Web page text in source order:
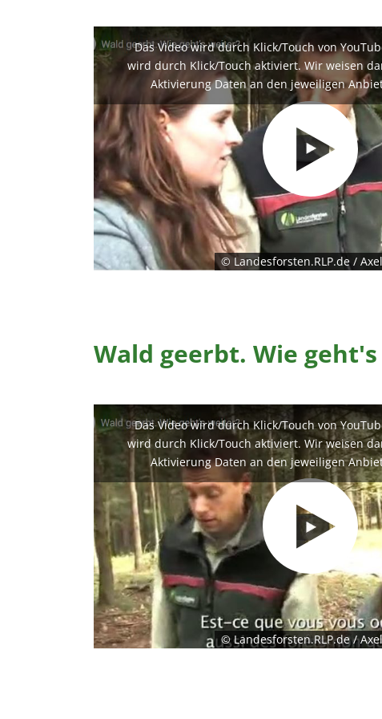
Das Video wird durch Klick/Touch von
wird durch Klick/Touch aktiviert. Wir weisen
Aktivierung Daten an den jeweiligen
© Landesforsten.RLP.de /
Wald geerbt. Wie
Das Video wird durch Klick/Touch von
wird durch Klick/Touch aktiviert. Wir weisen
Aktivierung Daten an den jeweiligen
© Landesforsten.RLP.de /